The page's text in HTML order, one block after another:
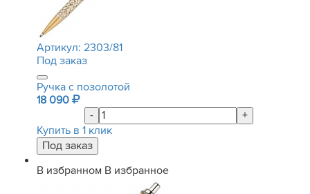
Артикул: 2303/81
Под заказ
Ручка с позолотой
18 090
-
+
Купить в 1 клик
В избранном В избранное